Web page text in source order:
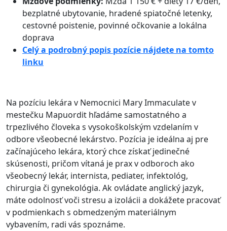
bezplatné ubytovanie, hradené spiatočné letenky,
cestovné poistenie, povinné očkovanie a lokálna
doprava
Celý a podrobný popis pozície nájdete na tomto
linku
Na pozíciu lekára v Nemocnici Mary Immaculate v
mestečku Mapuordit hľadáme samostatného a
trpezlivého človeka s vysokoškolským vzdelaním v
odbore všeobecné lekárstvo. Pozícia je ideálna aj pre
začínajúceho lekára, ktorý chce získať jedinečné
skúsenosti, pričom vítaná je prax v odboroch ako
všeobecný lekár, internista, pediater, infektológ,
chirurgia či gynekológia. Ak ovládate anglický jazyk,
máte odolnosť voči stresu a izolácii a dokážete pracovať
v podmienkach s obmedzeným materiálnym
vybavením, radi vás spoznáme.